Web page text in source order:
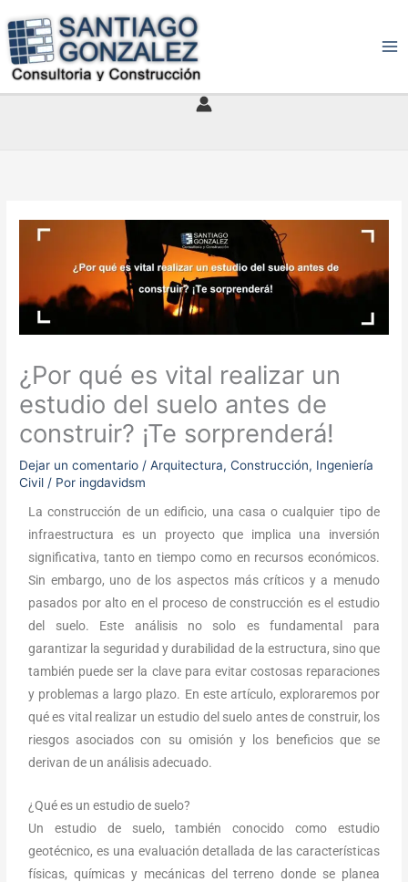
al
contenido
¿Por qué es vital realizar un
estudio del suelo antes de
construir? ¡Te sorprenderá!
Dejar un comentario /Arquitectura,Construcción, Ingeniería
Civil / Por ingdavidsm
La construcción de un edificio, una casa o cualquier tipo de
infraestructura es un proyecto que implica una inversión
significativa, tanto en tiempo como en recursos económicos.
Sin embargo, uno de los aspectos más críticos y a menudo
pasados por alto en el proceso de construcción es el estudio
del suelo. Este análisis no solo es fundamental para
garantizar la seguridad y durabilidad de la estructura, sino que
también puede ser la clave para evitar costosas reparaciones
y problemas a largo plazo. En este artículo, exploraremos por
qué es vital realizar un estudio del suelo antes de construir, los
riesgos asociados con su omisión y los beneficios que se
derivan de un análisis adecuado.
¿Qué es un estudio de suelo?
Un estudio de suelo, también conocido como estudio
geotécnico, es una evaluación detallada de las características
físicas, químicas y mecánicas del terreno donde se planea